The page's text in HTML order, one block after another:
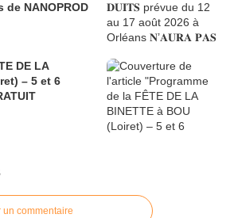
NANOPROD
un commentaire